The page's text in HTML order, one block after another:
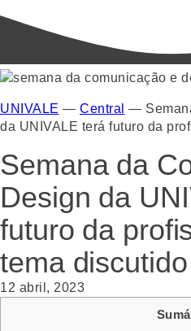
UNIVALE — Central —
da UNIVALE terá futuro da
Semana da
Design da
futuro da
tema discutido
12 abril, 2023